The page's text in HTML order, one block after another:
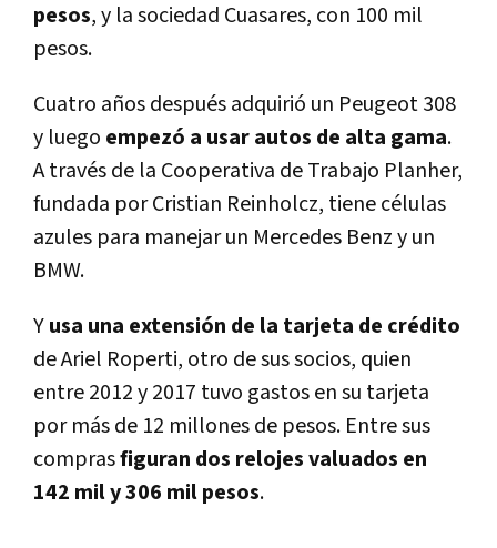
pesos, y la sociedad Cuasares, con 100 mil
pesos.
Cuatro años después adquirió un Peugeot 308
y luego empezó a usar autos de alta gama.
A través de la Cooperativa de Trabajo Planher,
fundada por Cristian Reinholcz, tiene células
azules para manejar un Mercedes Benz y un
BMW.
Yusa una extensión de la tarjeta de crédito
de Ariel Roperti, otro de sus socios, quien
entre 2012 y 2017 tuvo gastos en su tarjeta
por más de 12 millones de pesos. Entre sus
comprasfiguran dos relojes valuados en
142 mil y 306 mil pesos.